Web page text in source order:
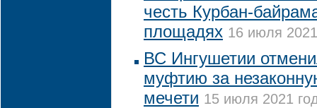
честь Курбан-
площадях 16 июля
ВС Ингушетии
муфтию за
мечети 15 июля 2021